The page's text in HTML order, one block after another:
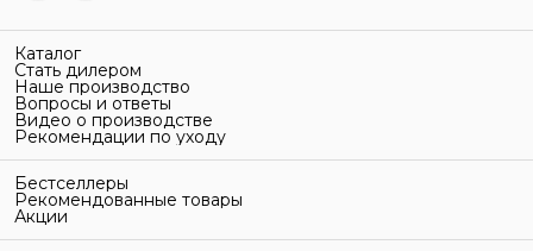
Каталог
Стать дилером
Наше производство
Вопросы и ответы
Видео о производстве
Рекомендации по уходу
Бестселлеры
Рекомендованные товары
Акции